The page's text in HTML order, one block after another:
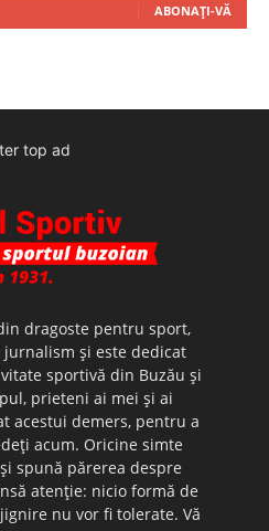
ABONAȚI-VĂ
top ad
dragoste pentru sport,
şi este dedicat
sportivă din Buzău şi
prieteni ai mei şi ai
acestui demers, pentru a
acum. Oricine simte
spună părerea despre
atenţie: nicio formă de
nu vor fi tolerate. Vă